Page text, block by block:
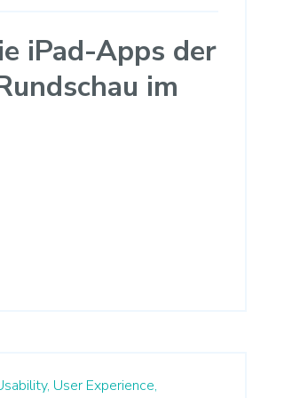
iPad-Apps der
im
User Experience,